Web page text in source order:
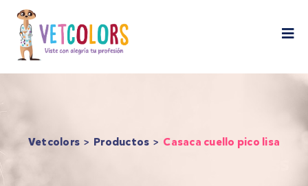
contenido
Vetcolors > Productos > Casaca cuello pico lisa